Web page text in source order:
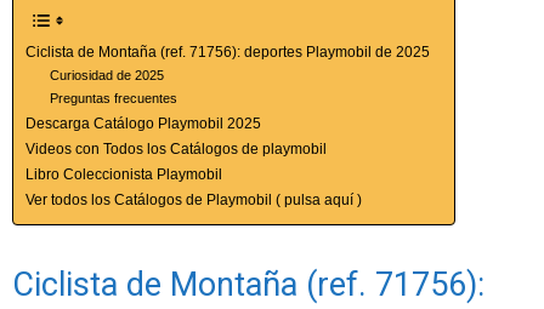
Ciclista de Montaña (ref. 71756): deportes Playmobil de 2025
Curiosidad de 2025
Preguntas frecuentes
Descarga Catálogo Playmobil 2025
Videos con Todos los Catálogos de playmobil
Libro Coleccionista Playmobil
Ver todos los Catálogos de Playmobil ( pulsa aquí )
Ciclista de Montaña (ref. 71756):